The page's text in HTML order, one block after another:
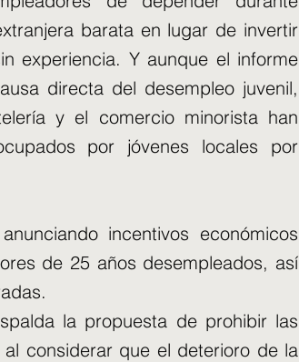
barata en lugar de invertir
experiencia. Y aunque el informe
directa del desempleo juvenil,
y el comercio minorista han
por jóvenes locales por
incentivos económicos
de 25 años desempleados, así
la propuesta de prohibir las
considerar que el deterioro de la